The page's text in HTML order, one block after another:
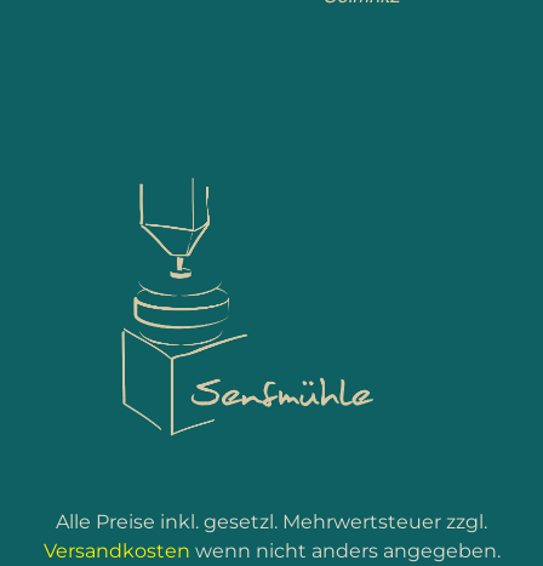
Alle Preise inkl. gesetzl. Mehrwertsteuer zzgl.
Versandkosten wenn nicht anders angegeben.